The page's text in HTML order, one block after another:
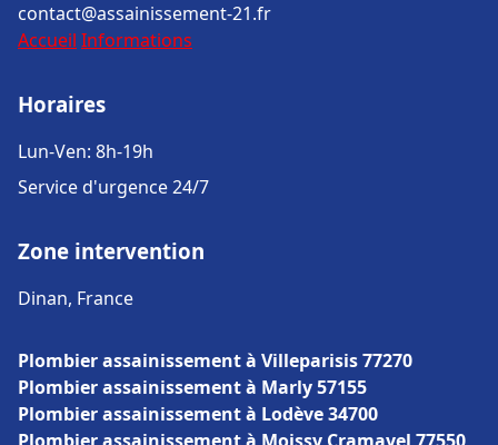
contact@assainissement-21.fr
Accueil Informations
Horaires
Lun-Ven: 8h-19h
Service d'urgence 24/7
Zone intervention
Dinan, France
Plombier assainissement à Villeparisis 77270
Plombier assainissement à Marly 57155
Plombier assainissement à Lodève 34700